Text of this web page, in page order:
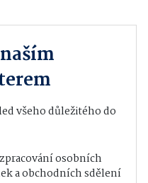
všeho důležitého do
osobních
a obchodních sdělení